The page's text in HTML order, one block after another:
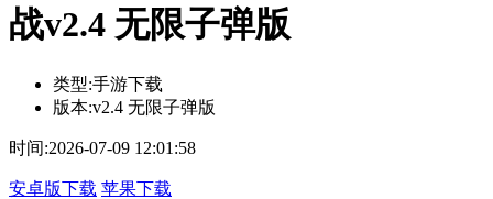
战v2.4 无限子弹版
类型:手游下载
版本:v2.4 无限子弹版
时间:2026-07-09 12:01:58
安卓版下载 苹果下载